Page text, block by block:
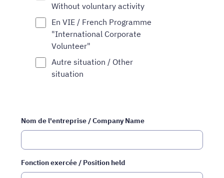
Without voluntary activity
En VIE / French Programme
"International Corporate
Volunteer"
Autre situation / Other
situation
Nom de l'entreprise / Company Name
Fonction exercée / Position held